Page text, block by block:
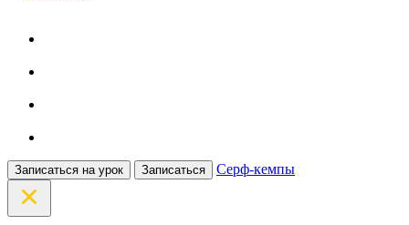
Записаться на урок Записаться Серф-кемпы